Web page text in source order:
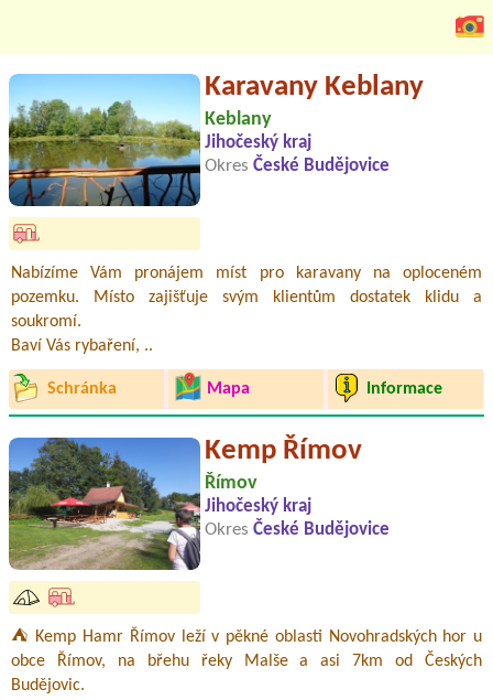
Karavany Keblany
Keblany
Jihočeský kraj
Okres České Budějovice
Nabízíme Vám pronájem míst pro karavany na oploceném
pozemku. Místo zajišťuje svým klientům dostatek klidu a
soukromí.
Baví Vás rybaření, ..
Schránka Mapa Informace
Kemp Římov
Římov
Jihočeský kraj
Okres České Budějovice
⛺ Kemp Hamr Římov leží v pěkné oblasti Novohradských hor u
obce Římov, na břehu řeky Malše a asi 7km od Českých
Budějovic.